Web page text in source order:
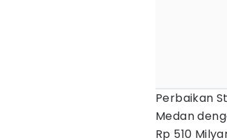
Perbaikan
Medan
Rp 510